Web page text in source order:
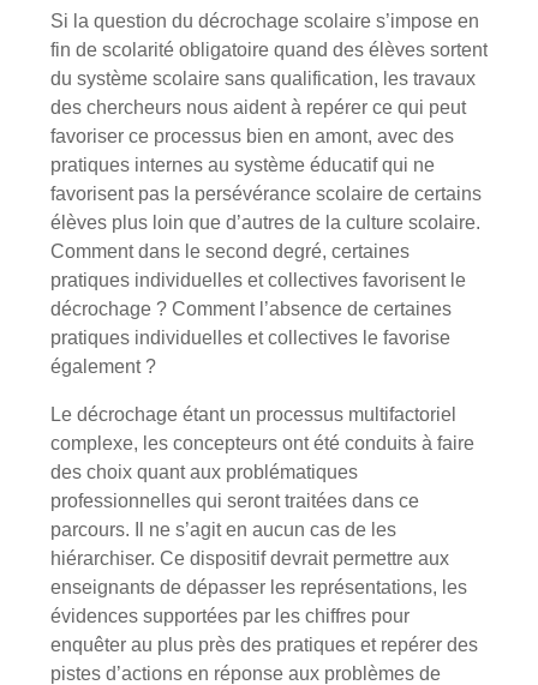
Si la question du décrochage scolaire s’impose en
fin de scolarité obligatoire quand des élèves sortent
du système scolaire sans qualification, les travaux
des chercheurs nous aident à repérer ce qui peut
favoriser ce processus bien en amont, avec des
pratiques internes au système éducatif qui ne
favorisent pas la persévérance scolaire de certains
élèves plus loin que d’autres de la culture scolaire.
Comment dans le second degré, certaines
pratiques individuelles et collectives favorisent le
décrochage ? Comment l’absence de certaines
pratiques individuelles et collectives le favorise
également ?
Le décrochage étant un processus multifactoriel
complexe, les concepteurs ont été conduits à faire
des choix quant aux problématiques
professionnelles qui seront traitées dans ce
parcours. Il ne s’agit en aucun cas de les
hiérarchiser. Ce dispositif devrait permettre aux
enseignants de dépasser les représentations, les
évidences supportées par les chiffres pour
enquêter au plus près des pratiques et repérer des
pistes d’actions en réponse aux problèmes de